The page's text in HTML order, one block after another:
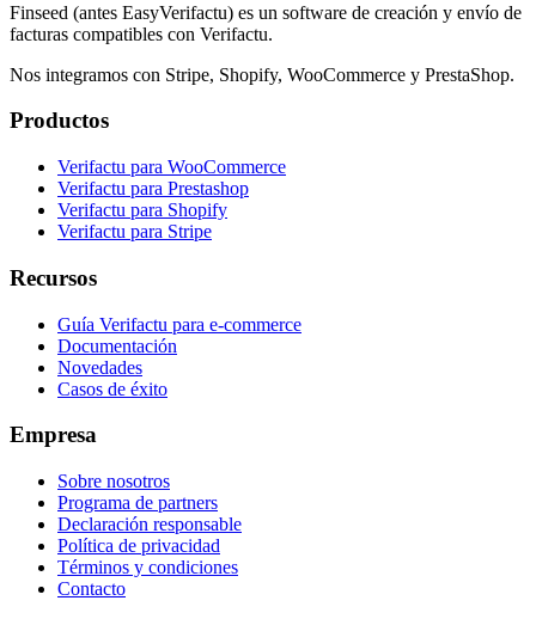
Finseed (antes EasyVerifactu) es un software de creación y envío de
facturas compatibles con Verifactu.
Nos integramos con Stripe, Shopify, WooCommerce y PrestaShop.
Productos
Verifactu para WooCommerce
Verifactu para Prestashop
Verifactu para Shopify
Verifactu para Stripe
Recursos
Guía Verifactu para e-commerce
Documentación
Novedades
Casos de éxito
Empresa
Sobre nosotros
Programa de partners
Declaración responsable
Política de privacidad
Términos y condiciones
Contacto